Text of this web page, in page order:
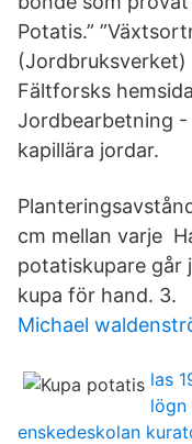
Potatis.”
Fältforsks
Jordbearbetning -
kapillära jordar.
cm mellan varje
potatiskupare går
kupa för hand. 3.
Michael
las
lögn
enskedeskolan